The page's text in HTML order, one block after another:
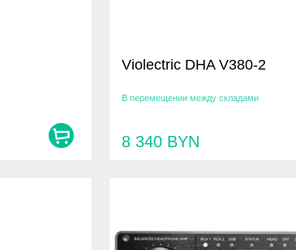
Violectric DHA V380-2
В перемещении между складами
8 340 BYN